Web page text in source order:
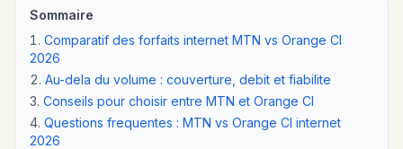
Sommaire
Comparatif des forfaits internet MTN vs Orange CI
2026
Au-dela du volume : couverture, debit et fiabilite
Conseils pour choisir entre MTN et Orange CI
Questions frequentes : MTN vs Orange CI internet
2026